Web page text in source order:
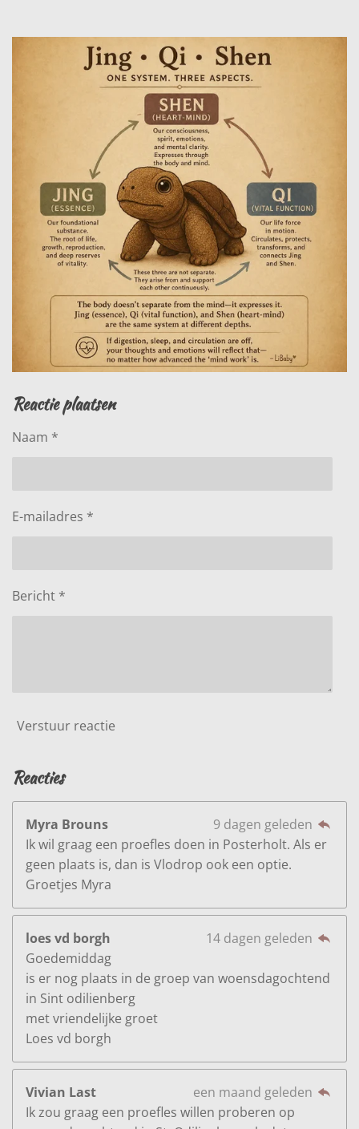
Reactie plaatsen
Naam *
E-mailadres *
Bericht *
Verstuur reactie
Reacties
Myra Brouns
9 dagen geleden
Ik wil graag een proefles doen in Posterholt. Als er
geen plaats is, dan is Vlodrop ook een optie.
Groetjes Myra
loes vd borgh
14 dagen geleden
Goedemiddag
is er nog plaats in de groep van woensdagochtend
in Sint odilienberg
met vriendelijke groet
Loes vd borgh
Vivian Last
een maand geleden
Ik zou graag een proefles willen proberen op